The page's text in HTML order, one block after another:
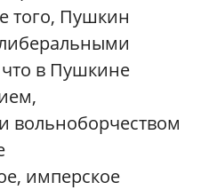
того, Пушкин
в Пушкине
вольноборчеством
имперское